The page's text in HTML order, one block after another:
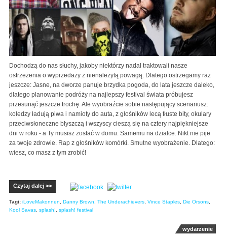
Dochodzą do nas słuchy, jakoby niektórzy nadal traktowali nasze
ostrzeżenia o wyprzedaży z nienależytą powagą. Dlatego ostrzegamy raz
jeszcze: Jasne, na dworze panuje brzydka pogoda, do lata jeszcze daleko,
dlatego planowanie podróży na najlepszy festival świata próbujesz
przesunąć jeszcze trochę. Ale wyobraźcie sobie następujący scenariusz:
koledzy ładują piwa i namioty do auta, z głośników lecą tłuste bity, okulary
przeciwsłoneczne błyszczą i wszyscy cieszą się na cztery najpiękniejsze
dni w roku - a Ty musisz zostać w domu. Samemu na działce. Nikt nie pije
za twoje zdrowie. Rap z głośników komórki. Smutne wyobrażenie. Dlatego:
wiesz, co masz z tym zrobić!
Czytaj dalej >>
Tagi: iLoveMakonnen Danny Brown The Underachievers Vince Staples Die Orsons
Kool Savas splash! splash! festival
wydarzenie